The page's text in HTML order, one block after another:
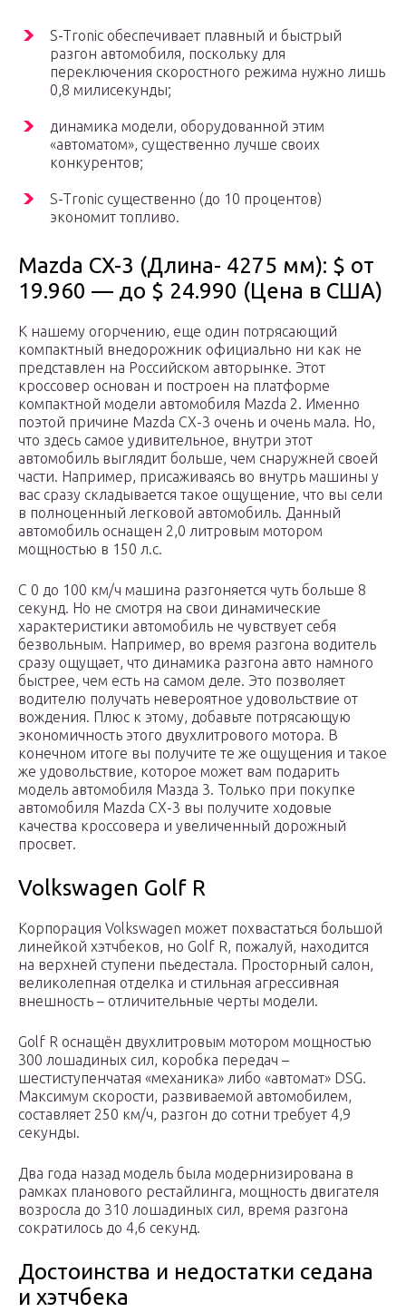
S-Tronic обеспечивает плавный и быстрый
разгон автомобиля, поскольку для
переключения скоростного режима нужно лишь
0,8 милисекунды;
динамика модели, оборудованной этим
«автоматом», существенно лучше своих
конкурентов;
S-Tronic существенно (до 10 процентов)
экономит топливо.
Mazda CX-3 (Длина- 4275 мм): $ от
19.960 — до $ 24.990 (Цена в США)
К нашему огорчению, еще один потрясающий
компактный внедорожник официально ни как не
представлен на Российском авторынке. Этот
кроссовер основан и построен на платформе
компактной модели автомобиля Mazda 2. Именно
поэтой причине Mazda CX-3 очень и очень мала. Но,
что здесь самое удивительное, внутри этот
автомобиль выглядит больше, чем снаружней своей
части. Например, присаживаясь во внутрь машины у
вас сразу складывается такое ощущение, что вы сели
в полноценный легковой автомобиль. Данный
автомобиль оснащен 2,0 литровым мотором
мощностью в 150 л.с.
С 0 до 100 км/ч машина разгоняется чуть больше 8
секунд. Но не смотря на свои динамические
характеристики автомобиль не чувствует себя
безвольным. Например, во время разгона водитель
сразу ощущает, что динамика разгона авто намного
быстрее, чем есть на самом деле. Это позволяет
водителю получать невероятное удовольствие от
вождения. Плюс к этому, добавьте потрясающую
экономичность этого двухлитрового мотора. В
конечном итоге вы получите те же ощущения и такое
же удовольствие, которое может вам подарить
модель автомобиля Мазда 3. Только при покупке
автомобиля Mazda CX-3 вы получите ходовые
качества кроссовера и увеличенный дорожный
просвет.
Volkswagen Golf R
Корпорация Volkswagen может похвастаться большой
линейкой хэтчбеков, но Golf R, пожалуй, находится
на верхней ступени пьедестала. Просторный салон,
великолепная отделка и стильная агрессивная
внешность – отличительные черты модели.
Golf R оснащён двухлитровым мотором мощностью
300 лошадиных сил, коробка передач –
шестиступенчатая «механика» либо «автомат» DSG.
Максимум скорости, развиваемой автомобилем,
составляет 250 км/ч, разгон до сотни требует 4,9
секунды.
Два года назад модель была модернизирована в
рамках планового рестайлинга, мощность двигателя
возросла до 310 лошадиных сил, время разгона
сократилось до 4,6 секунд.
Достоинства и недостатки седана
и хэтчбека